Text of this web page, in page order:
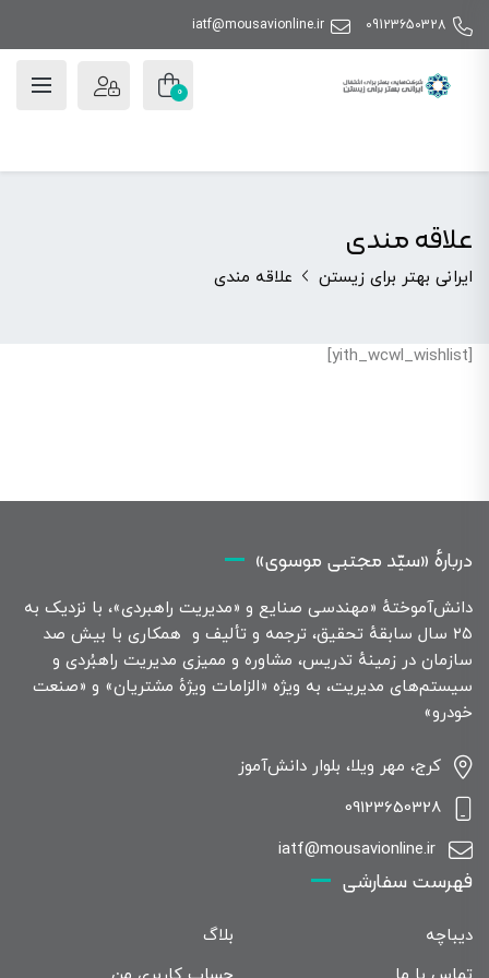
09123650328
iatf@mousavionline.ir
0
علاقه مندی
ایرانی بهتر برای زیستن علاقه مندی
[yith_wcwl_wishlist]
دربارهٔ «سیّد مجتبی موسوی»
دانش‌آموختهٔ «مهندسی صنایع و «مدیریت راهبردی»، با نزدیک به
۲۵ سال سابقهٔ تحقیق، ترجمه و تألیف و همکاری با بیش صد
سازمان در زمینهٔ تدریس، مشاوره و ممیزی مدیریت راهبُردی و
سیستم‌های مدیریت، به ویژه «الزامات ویژهٔ مشتریان» و «صنعت
خودرو»
کرج، مهر ویلا، بلوار دانش‌آموز
09123650328
iatf@mousavionline.ir
فهرست سفارشی
دیباچه
بلاگ